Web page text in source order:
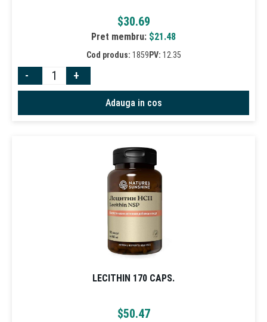
$30.69
Pret membru: $21.48
Cod produs: 1859 PV: 12.35
- +
Adauga in cos
LECITHIN 170 CAPS.
$50.47